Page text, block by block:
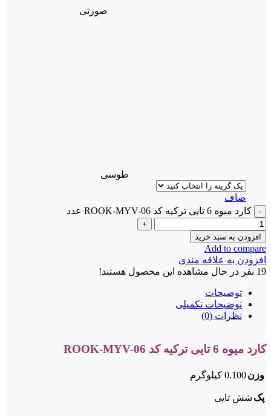
صورتی
طوسی
صاف
کارد میوه 6 تایی ترکیه کد ROOK-MYV-06 عدد
افزودن به سبد خرید
Add to compare
افزودن به علاقه مندی
19 نفر در حال مشاهده این محصول هستند!
توضیحات
توضیحات تکمیلی
نظرات (0)
کارد میوه 6 تایی ترکیه کد ROOK-MYV-06
وزن0.100 کیلوگرم
پک شش تایی